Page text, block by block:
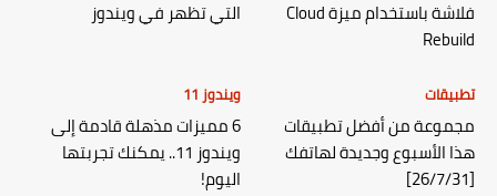
فلاشة باستخدام ميزة Cloud
Rebuild
التي تظهر في ويندوز
تطبيقات
مجموعة من أفضل تطبيقات
هذا الأسبوع وجديدة لهاتفك
[26/7/31]
ويندوز 11
6 مميزات مذهلة قادمة إلى
ويندوز 11.. يمكنك تجربتها
اليوم!